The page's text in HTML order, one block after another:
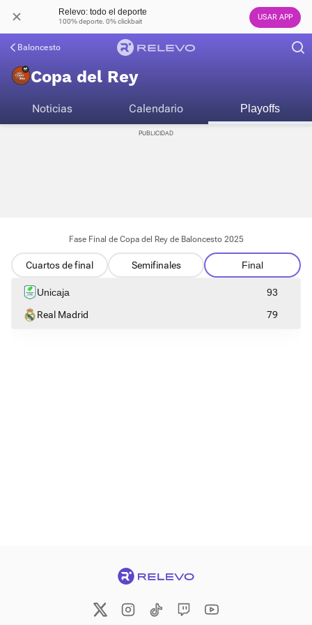
Relevo: todo el deporte
100% deporte. 0% clickbait USAR APP
Baloncesto
Copa del Rey
Noticias Calendario Playoffs
Fase Final de Copa del Rey de Baloncesto 2025
Cuartos de final Semifinales Final
Unicaja
Real Madrid
93
79